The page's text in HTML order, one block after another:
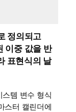
정의되고
이중 값을 반
표현식의 날
템 변수 형식
스터 캘린더에